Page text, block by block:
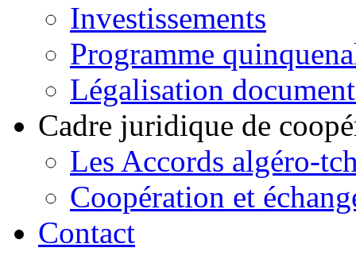
Investissements
Programme
Légalisation
Cadre juridique de
Les Accords algéro-
Coopération et
Contact